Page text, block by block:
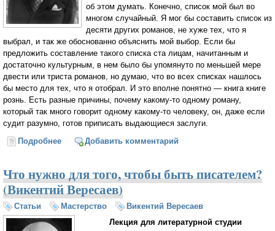
об этом думать. Конечно, список мой был во
многом случайный. Я мог бы составить список из
десяти других романов, не хуже тех, что я
выбрал, и так же обоснованно объяснить мой выбор. Если бы
предложить составление такого списка ста лицам, начитанным и
достаточно культурным, в нем было бы упомянуто по меньшей мере
двести или триста романов, но думаю, что во всех списках нашлось
бы место для тех, что я отобрал. И это вполне понятно — книга книге
рознь. Есть разные причины, почему какому-то одному роману,
который так много говорит одному какому-то человеку, он, даже если
судит разумно, готов приписать выдающиеся заслуги.
Подробнее о Искусство слова (Уильям Сомерсет Моэм)
Добавить комментарий
Что нужно для того, чтобы быть писателем?
(Викентий Вересаев)
Статьи Мастерство
Викентий Вересаев
Лекция для литературной студии